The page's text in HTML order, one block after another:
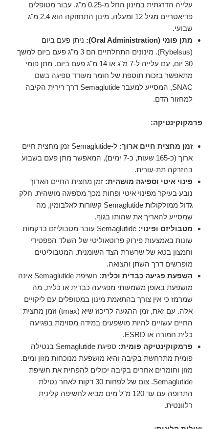
עלייה הדרגתית במינון החל מ-0.25 מ"ג. עבור מטופלים
פדיאטריים מגיל 12 ומעלה, מינון התחזוקה הוא 2.4 מ"ג
שבועי.
מתן פומי (Oral Administration):
ניתן פעם ביום
(Rybelsus). מינונים התחלתיים הם 3 מ"ג פעם ביום למשך
30 יום, עם עלייה ל-7 מ"ג או 14 מ"ג פעם ביום. מתן פומי
מתאפשר בזכות תוספת של חומר מעודד ספיגה בשם
SNAC, המסייע למעבר Semaglutide דרך רירית הקיבה
למחזור הדם.
פרמקוקינטיקה:
זמן מחצית חיים ארוך:
ל-Semaglutide זמן מחצית חיים
ארוך (כ-165 שעות, כ-7 ימים), המאפשר מתן פעם בשבוע
בהזרקה תת-עורית.
פינוי איטי וספיגה מושהית: זמן מחצית החיים הארוך
נובע בעיקר מפינוי איטי ופחות מכך מספיגה מושהית. חלק
גדול ממולקולות Semaglutide קשורות לאלבומין, מה
שמסייע להאריך את שהותו בגוף.
מטבוליזם ופינוי:
Semaglutide עובר מטבוליזם ברקמות
שונות באמצעות פירוק פרוטאוליטי של השלד הפפטידי
וחמצון בטא של שרשרת הצד השומנית. המטבוליטים
מופרשים דרך השתן והצואה.
השפעת פגיעה כבדית וכלית:
חשיפת Semaglutide אינה
מושפעת באופן משמעותי מפגיעה כבדית או כלית, מה
שמרמז כי אין צורך בהתאמת מינון במטופלים עם ליקויים
אלה. עם זאת, זמן ההגעה לריכוז שיא (tmax) וזמן מחצית
החיים עשויים להיות מושפעים במידה מסוימת בפגיעה
כלית חמורה או ESRD.
פרמקוקינטיקה פומית:
ספיגת Semaglutide בנטילה
פומית מתרחשת בקיבה והיא מושפעת מנוכחות מזון ומים.
מזון וחומרים אחרים בקיבה יכולים להפחית את חשיפת
Semaglutide. צום של לפחות 30 דקות לאחר נטילת
התרופה עם עד 120 מ"ל מים מביא לחשיפה קלינית
רלוונטית.